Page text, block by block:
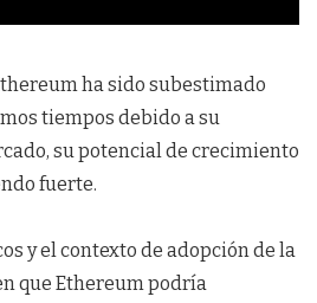
ha sido subestimado
tiempos debido a su
su potencial de crecimiento
fuerte.
y el contexto de adopción de la
que Ethereum podría